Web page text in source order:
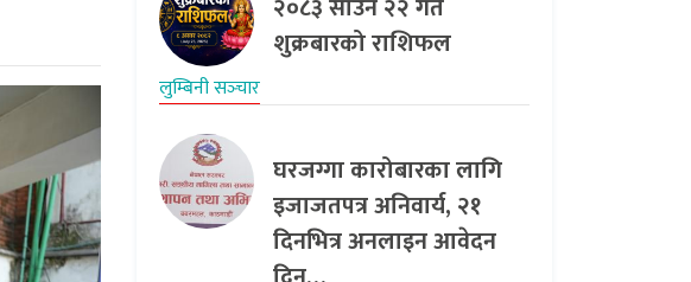
शुक्रबारको राशिफल
लुम्बिनी सञ्‍चार
घरजग्गा कारोबारका लागि
इजाजतपत्र अनिवार्य, २१
दिनभित्र अनलाइन आवेदन